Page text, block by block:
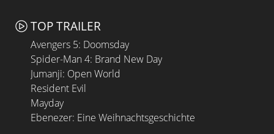
TOP TRAILER
Avengers 5: Doomsday
Spider-Man 4: Brand New Day
Jumanji: Open World
Resident Evil
Mayday
Ebenezer: Eine Weihnachtsgeschichte